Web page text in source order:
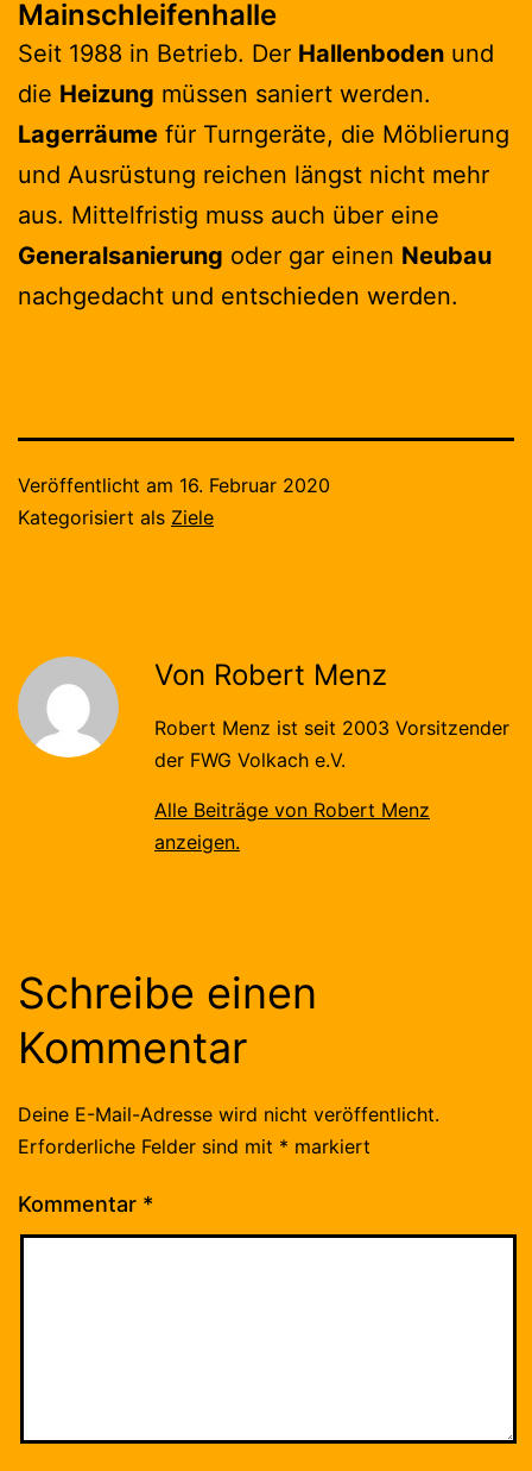
Mainschleifenhalle
Seit 1988 in Betrieb. Der Hallenboden und
die Heizung müssen saniert werden.
Lagerräume für Turngeräte, die Möblierung
und Ausrüstung reichen längst nicht mehr
aus. Mittelfristig muss auch über eine
Generalsanierung oder gar einen Neubau
nachgedacht und entschieden werden.
Veröffentlicht am 16. Februar 2020
Kategorisiert als Ziele
Von Robert Menz
Robert Menz ist seit 2003 Vorsitzender
der FWG Volkach e.V.
Alle Beiträge von Robert Menz
anzeigen.
Schreibe einen
Kommentar
Deine E-Mail-Adresse wird nicht veröffentlicht.
Erforderliche Felder sind mit * markiert
Kommentar *